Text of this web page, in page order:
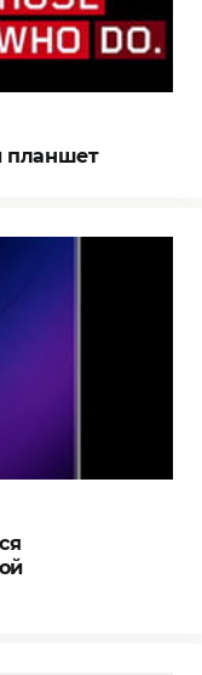
планшет